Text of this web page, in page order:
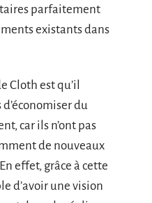
parfaitement
existants dans
Cloth est qu’il
du
car ils n’ont pas
de nouveaux
effet, grâce à cette
d’avoir une vision